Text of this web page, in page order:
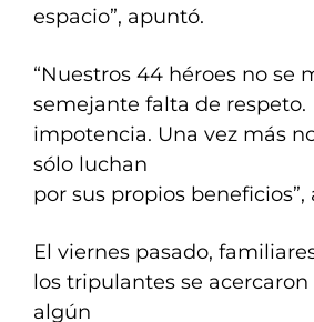
espacio”, apuntó.
“Nuestros 44 héroes no se
semejante falta de
impotencia. Una vez más
sólo luchan
por sus propios beneficios”,
El viernes pasado,
los tripulantes se
algún